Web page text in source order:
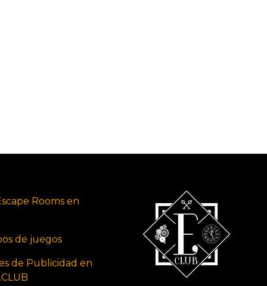
Rooms en
de juegos
de Publicidad en